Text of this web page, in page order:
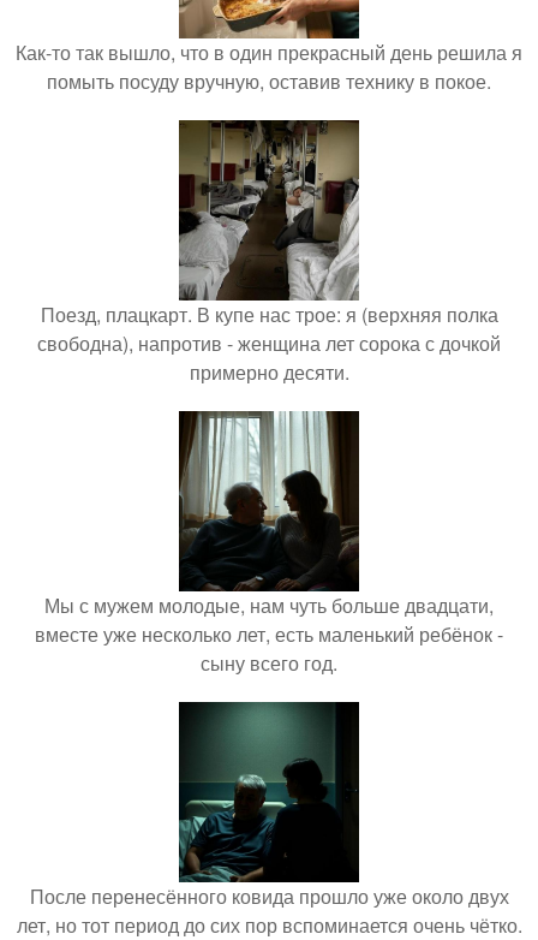
Как-то так вышло, что в один прекрасный день решила я
помыть посуду вручную, оставив технику в покое.
Поезд, плацкарт. В купе нас трое: я (верхняя полка
свободна), напротив - женщина лет сорока с дочкой
примерно десяти.
Мы с мужем молодые, нам чуть больше двадцати,
вместе уже несколько лет, есть маленький ребёнок -
сыну всего год.
После перенесённого ковида прошло уже около двух
лет, но тот период до сих пор вспоминается очень чётко.